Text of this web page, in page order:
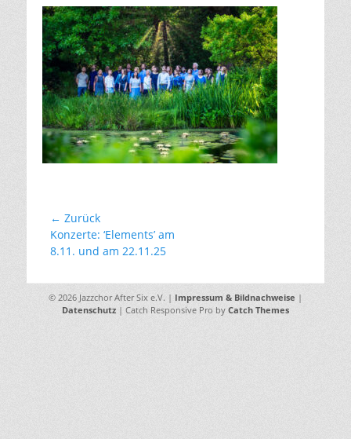
Beitragsnavigation
← Zurück
Vorhergehender
Beitrag:
Konzerte: ‘Elements’ am
8.11. und am 22.11.25
© 2026 Jazzchor After Six e.V. | Impressum & Bildnachweise |
Datenschutz | Catch Responsive Pro by Catch Themes